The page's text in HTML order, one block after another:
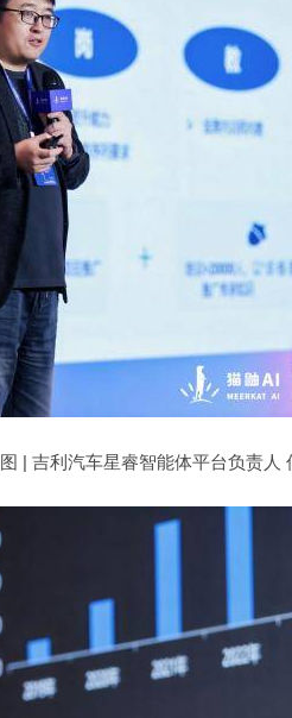
图 | 吉利汽车星睿智能体平台负责人